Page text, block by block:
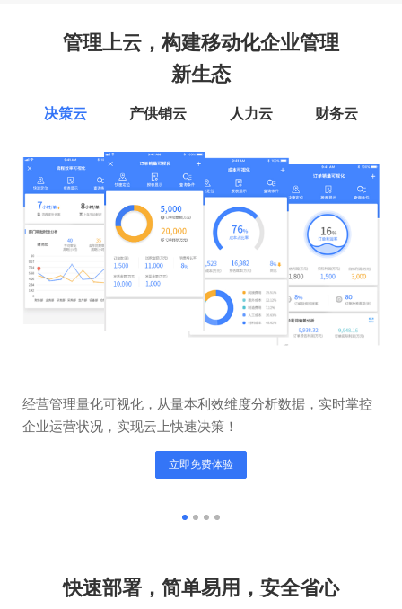
管理上云，构建移动化企业管理
新生态
决策云 产供销云 人力云 财务云
经营管理量化可视化，从量本利效维度分析数据，实时掌控
企业运营状况，实现云上快速决策！
立即免费体验
快速部署，简单易用，安全省心